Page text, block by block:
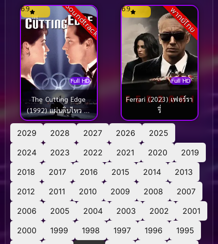
2029 2028 2027 2026
2025
2024
2023 2022 2021 2020
2019
2018
2017 2016 2015 2014
2013
2012
2011 2010 2009 2008
2007
2006
2005 2004 2003 2002
2001
2000
1999 1998 1997 1996
1995
Soundtrack
Full HD
6.9
The Cutting Edge
(1992) แผ่นดินไหว ยัง
ต้านรักนี้ไว้ไม่อยู่
พากย์ไทย
Full HD
6.9
Ferrari (2023) เฟอร์รา
รี่